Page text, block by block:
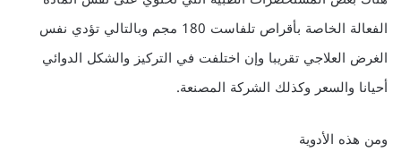
الفعالة الخاصة بأقراص تلفاست 180 مجم وبالتالي تؤدي نفس
الغرض العلاجي تقريبا وإن اختلفت في التركيز والشكل الدوائي
أحيانا والسعر وكذلك الشركة المصنعة.
ومن هذه الأدوية